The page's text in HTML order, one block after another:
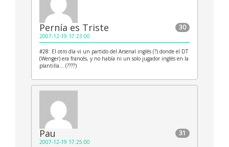
30
Pernía es Triste
2007-12-19 17:23:00
#28: El otro dìa vi un partido del Arsenal inglés (?) donde el DT
(Wenger) era francés, y no había ni un solo jugador inglés en la
plantilla… (????)
31
Pau
2007-12-19 17:25:00